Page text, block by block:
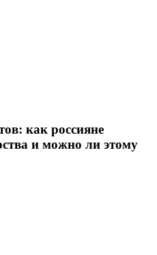
как россияне
и можно ли этому